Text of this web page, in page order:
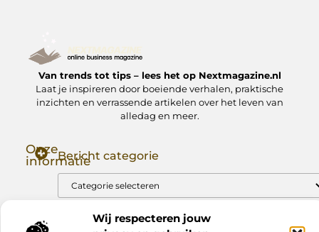
Wij respecteren jouw
Van trends tot tips – lees het op Nextmagazine.nl
Laat je inspireren door boeiende verhalen, praktische
inzichten en verrassende artikelen over het leven van
alledag en meer.
Onze
informatieBericht categorie